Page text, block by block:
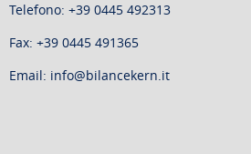
Telefono: +39 0445 492313
Fax: +39 0445 491365
Email: info@bilancekern.it